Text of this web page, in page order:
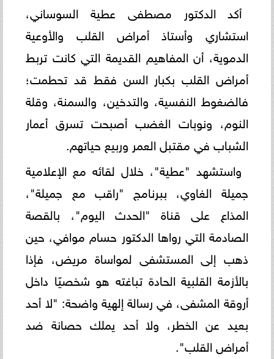
أكد الدكتور مصطفى عطية السوساني،
استشاري وأستاذ أمراض القلب والأوعية
الدموية، أن المفاهيم القديمة التي كانت تربط
أمراض القلب بكبار السن فقط قد تحطمت؛
فالضغوط النفسية، والتدخين، والسمنة، وقلة
النوم، ونوبات الغضب أصبحت تسرق أعمار
الشباب في مقتبل العمر وربيع حياتهم.
واستشهد "عطية"، خلال لقائه مع الإعلامية
جميلة الغاوي، ببرنامج "راقب مع جميلة"،
المذاع على قناة "الحدث اليوم"، بالقصة
الصادمة التي رواها الدكتور حسام موافي، حين
ذهب إلى المستشفى لمواساة مريض، فإذا
بالأزمة القلبية الحادة تباغته هو شخصيًا داخل
أروقة المشفى، في رسالة إلهية واضحة: "لا أحد
بعيد عن الخطر، ولا أحد يملك حصانة ضد
أمراض القلب".